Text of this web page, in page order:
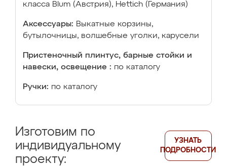
класса Blum (Австрия), Hettich (Германия)
Аксессуары: Выкатные корзины,
бутылочницы, волшебные уголки, карусели
Пристеночный плинтус, барные стойки и
навески, освещение : по каталогу
Ручки: по каталогу
Изготовим по
индивидуальному
проекту:
УЗНАТЬ
ПОДРОБНОСТИ